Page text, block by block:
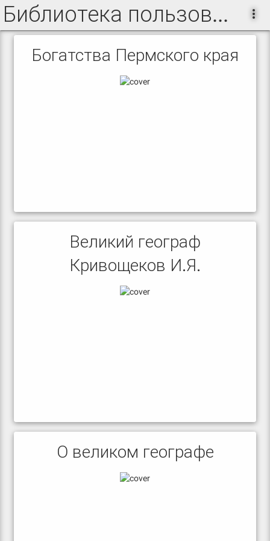
Библиотека пользователя Фадейкина Светлана Николаевна
Богатства Пермского края
Великий географ
Кривощеков И.Я.
О великом географе